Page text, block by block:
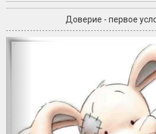
Доверие - первое